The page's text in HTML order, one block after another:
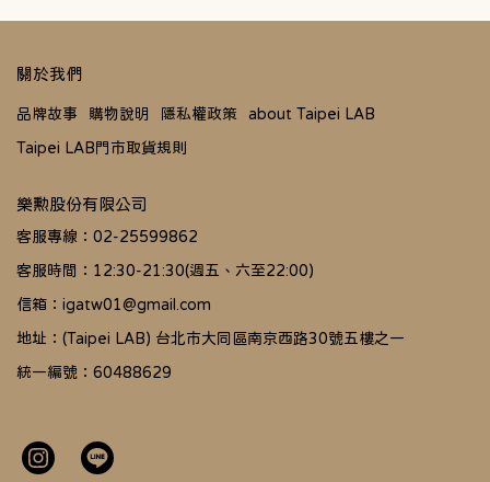
關於我們
品牌故事 購物說明 隱私權政策
about Taipei LAB
Taipei LAB門市取貨規則
樂勲股份有限公司
客服專線：02-25599862
客服時間：12:30-21:30(週五、六至22:00)
信箱：igatw01@gmail.com
地址：(Taipei LAB) 台北市大同區南京西路30號五樓之一
統一編號：60488629